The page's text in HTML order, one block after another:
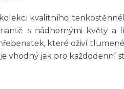
kvalitního
s nádhernými květy a
které oživí
vhodný jak pro každodenní